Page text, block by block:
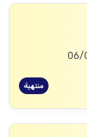
منتهية